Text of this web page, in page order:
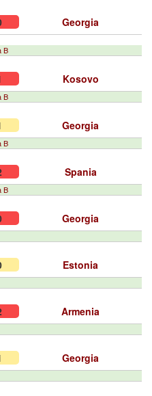
Georgia
B
Kosovo
B
Georgia
B
Spania
B
Georgia
Estonia
Armenia
Georgia